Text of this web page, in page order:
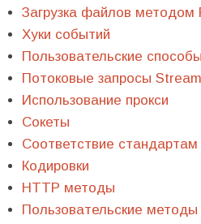
Загрузка файлов
Хуки событий
Пользовательские
Потоковые запросы
Использование прокси
Сокеты
Соответствие стандартам
Кодировки
HTTP методы
Пользовательские методы